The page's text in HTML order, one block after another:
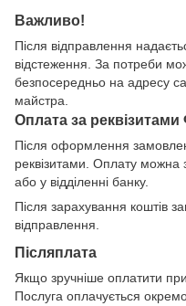
Важливо!
Після відправлення
відстеження. За потреби
безпосередньо на адресу
майстра.
Оплата за
Після оформлення
реквізитами. Оплату можна
або у відділенні банку.
Після зарахування коштів
відправлення.
Післяплата
Якщо зручніше оплатити
Послуга оплачується